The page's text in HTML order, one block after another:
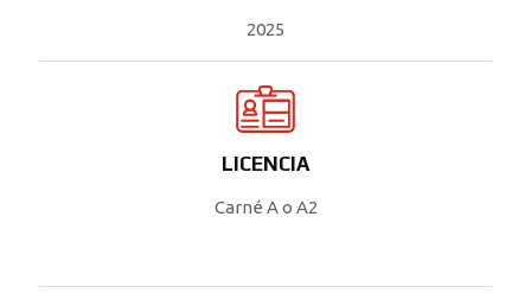
2025
LICENCIA
Carné A o A2